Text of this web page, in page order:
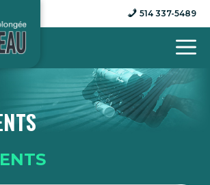
514 337-5489